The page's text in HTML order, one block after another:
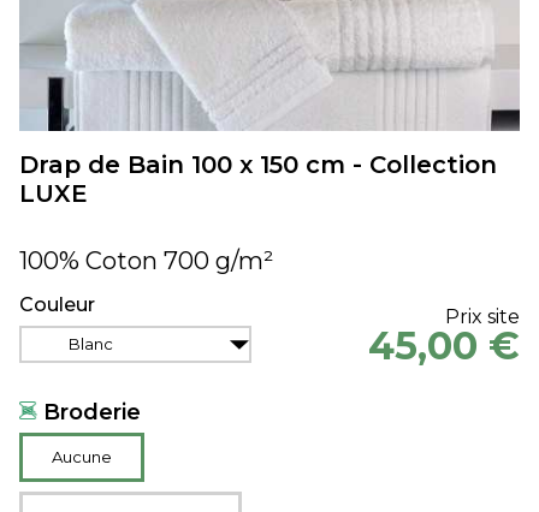
Drap de Bain 100 x 150 cm - Collection
LUXE
100% Coton 700 g/m²
Couleur
Blanc
Broderie
Aucune
Prix site
45,00 €